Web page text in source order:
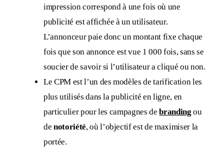
impression correspond à une fois où une
publicité est affichée à un utilisateur.
L’annonceur paie donc un montant fixe chaque
fois que son annonce est vue 1 000 fois, sans se
soucier de savoir si l’utilisateur a cliqué ou non.
Le CPM est l’un des modèles de tarification les
plus utilisés dans la publicité en ligne, en
particulier pour les campagnes debranding ou
de notoriété, où l’objectif est de maximiser la
portée.